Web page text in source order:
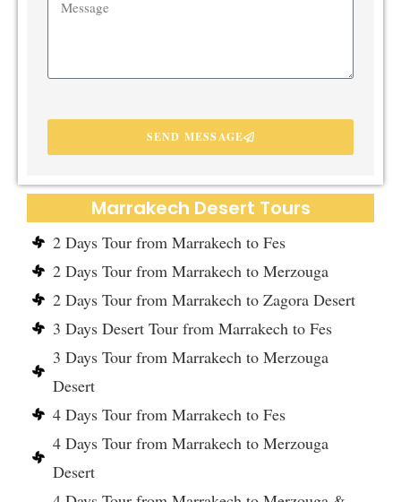
SEND MESSAGE
Marrakech Desert Tours
2 Days Tour from Marrakech to Fes
2 Days Tour from Marrakech to Merzouga
2 Days Tour from Marrakech to Zagora Desert
3 Days Desert Tour from Marrakech to Fes
3 Days Tour from Marrakech to Merzouga
Desert
4 Days Tour from Marrakech to Fes
4 Days Tour from Marrakech to Merzouga
Desert